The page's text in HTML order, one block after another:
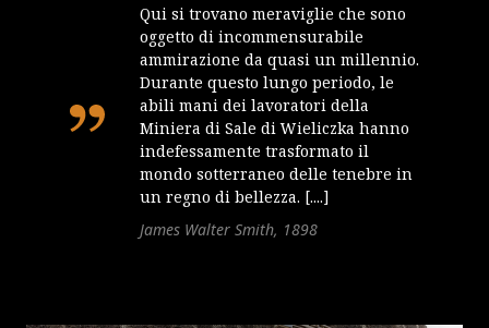
Qui si trovano meraviglie che sono
oggetto di incommensurabile
ammirazione da quasi un millennio.
Durante questo lungo periodo, le
abili mani dei lavoratori della
Miniera di Sale di Wieliczka hanno
indefessamente trasformato il
mondo sotterraneo delle tenebre in
un regno di bellezza. [....]
James Walter Smith, 1898